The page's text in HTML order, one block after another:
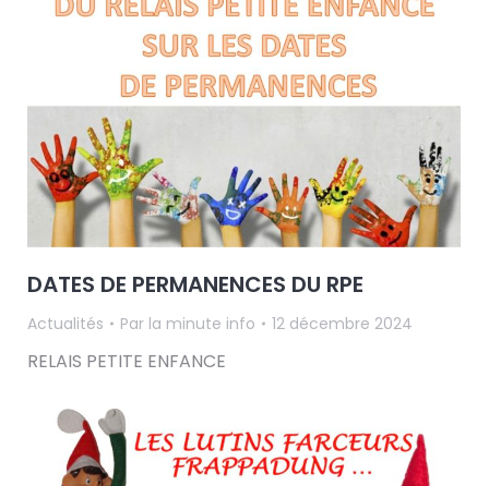
DATES DE PERMANENCES DU RPE
Actualités Par la minute info 12 décembre 2024
RELAIS PETITE ENFANCE